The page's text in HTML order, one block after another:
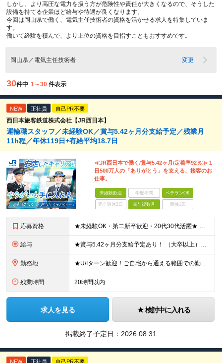
しかし、より高圧な電力を扱う方が危険性や責任が大きくなるので、そうした
設備を持てる企業ほど給与や待遇が良くなります。
今回は岡山県で働く、電気主任技術者の資格を活かせる求人を特集していま
す。
働いて経験を積んで、より上位の資格を目指すこともおすすめです。
岡山県／電気主任技術者 変更
30件中 1～30 件表示
NEW 正社員 自己PR不要
西日本旅客鉄道株式会社【JR西日本】
運輸職スタッフ／未経験OK／賞与5.42ヶ月分支給予定／残業月
11h程／年休119日+有給平均18.7日
≪JR西日本で働く/賞与5.42ヶ月/定着率92％≫ 1
日500万人の「ありがとう」を支える、接客のお
仕事。
未経験歓迎 学歴不問 ベテランOK
完全週休2日 賞与複数月 面接1回
応募資格 ★未経験OK・第二新卒歓迎・20代30代活躍★ ☆高卒以上 ☆社会人経験（就労経験）がある方 業界・ポジション・年数は不問です！ 「誰もが知る大手企業で働きたい」 「1人より、チームで仕事がした
給与 ★賞与5.42ヶ月分支給予定あり！ （大卒以上）月給24万1,692円～39万5,780円＋各種手当＋賞与2回 （高卒以上）月給22万2,662円～39万5,780円＋各種手当＋賞与2回 ※上記は
勤務地 ★U/Iターン歓迎！ご自宅から通える範囲での勤務となります ★JR西日本本社（大阪市北区）または、当社事業エリア内（北陸から北九州まで）の各支社で勤務 ※関西に本社あり※ 〈近畿エリア〉 三重県（
残業時間 20時間以内
求人を見る 検討中に入れる
掲載終了予定日： 2026.08.31
NEW 正社員 自己PR不要